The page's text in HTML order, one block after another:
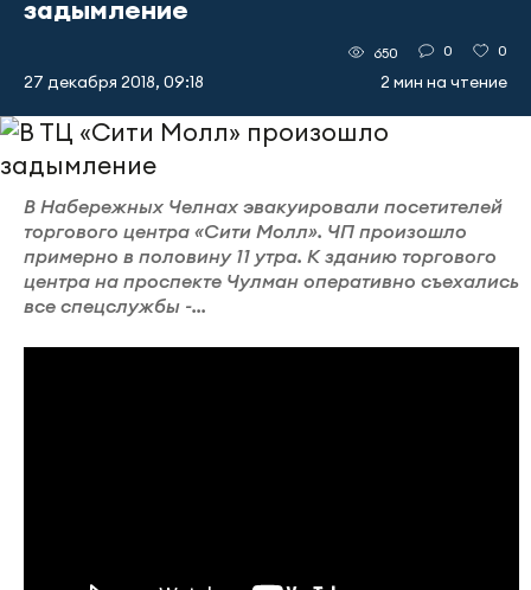
задымление
27 декабря 2018, 09:18
650 0 0
2 мин на чтение
В Набережных Челнах эвакуировали посетителей
торгового центра «Сити Молл». ЧП произошло
примерно в половину 11 утра. К зданию торгового
центра на проспекте Чулман оперативно съехались
все спецслужбы -...